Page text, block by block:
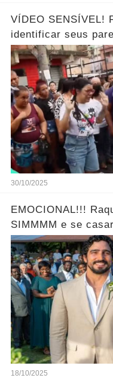
VÍDEO SENSÍVEL!
identificar seus
meio aos corpos
30/10/2025
EMOCIONAL!!!
SIMMMM e se
18/10/2025